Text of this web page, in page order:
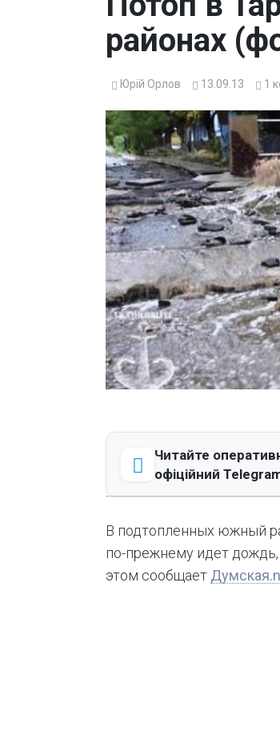
районах
Юрій Орлов 13.09.13 1
Читайте
офіційний
В подтопленных южный
по-прежнему идет
этом сообщает